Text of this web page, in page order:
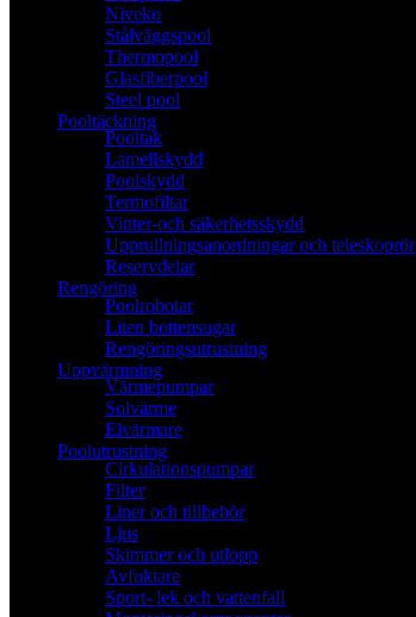
Niveko
Stålväggspool
Thermopool
Glasfiberpool
Steel pool
Pooltäckning
Pooltak
Lamellskydd
Poolskydd
Termofiltar
Vinter-och säkerhetsskydd
Upprullningsanordningar och teleskoprör
Reservdelar
Rengöring
Poolrobotar
Liten bottensugar
Rengöringsutrustning
Uppvärmning
Värmepumpar
Solvärme
Elvärmare
Poolutrustning
Cirkulationspumpar
Filter
Liner och tillbehör
Ljus
Skimmer och utlopp
Avfuktare
Sport- lek och vattenfall